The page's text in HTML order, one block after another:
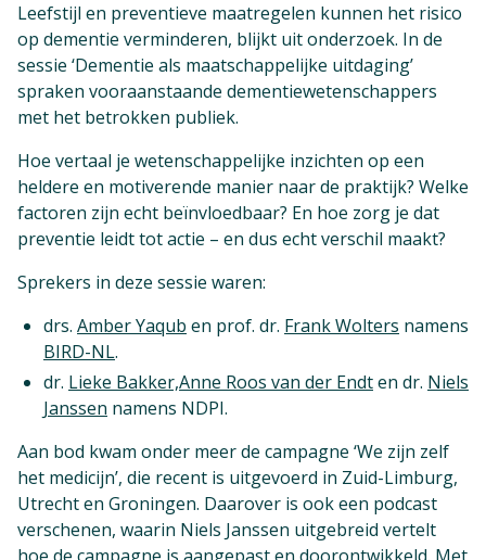
Leefstijl en preventieve maatregelen kunnen het risico
op dementie verminderen, blijkt uit onderzoek. In de
sessie ‘Dementie als maatschappelijke uitdaging’
spraken vooraanstaande dementiewetenschappers
met het betrokken publiek.
Hoe vertaal je wetenschappelijke inzichten op een
heldere en motiverende manier naar de praktijk? Welke
factoren zijn echt beïnvloedbaar? En hoe zorg je dat
preventie leidt tot actie – en dus echt verschil maakt?
Sprekers in deze sessie waren:
drs. Amber Yaqub en prof. dr. Frank Wolters namens
BIRD-NL.
dr. Lieke Bakker,Anne Roos van der Endten dr. Niels
Janssen namens NDPI.
Aan bod kwam onder meer de campagne ‘We zijn zelf
het medicijn’, die recent is uitgevoerd in Zuid-Limburg,
Utrecht en Groningen. Daarover is ook een podcast
verschenen, waarin Niels Janssen uitgebreid vertelt